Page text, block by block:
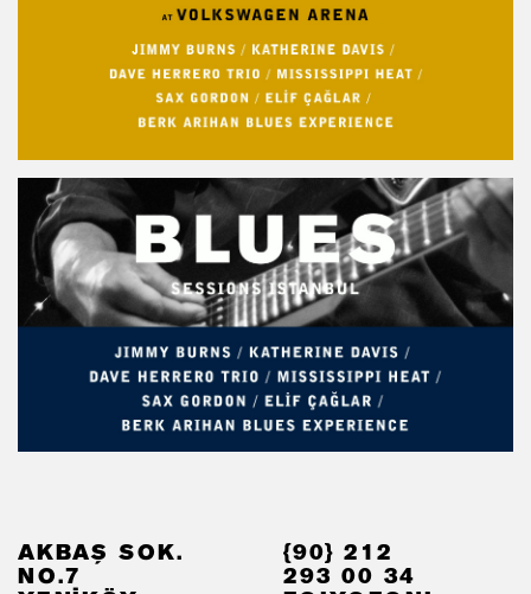
AKBAŞ SOK.
NO.7
{90} 212
293 00 34